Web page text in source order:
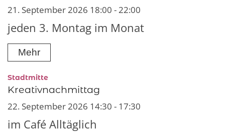
21. September 2026 18:00 - 22:00
jeden 3. Montag im Monat
Mehr
Stadtmitte:
Kreativnachmittag
22. September 2026 14:30 - 17:30
im Café Alltäglich